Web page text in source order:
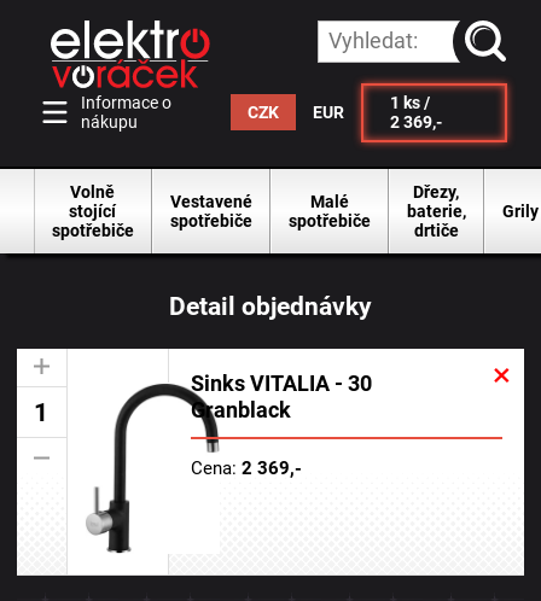
Informace o
nákupu
CZK EUR 1 ks /
2 369,-
Volně
stojící
spotřebiče
Vestavené
spotřebiče
Malé
spotřebiče
Dřezy,
baterie,
drtiče
Grily
Detail objednávky
×
+
-
Sinks VITALIA - 30
Granblack
Cena:2 369,-